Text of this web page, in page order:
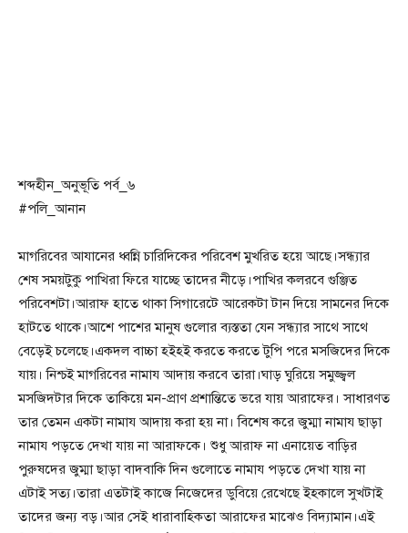
শব্দহীন_অনুভূতি পর্ব_৬
#পলি_আনান
মাগরিবের আযানের ধ্বন্নি চারিদিকের পরিবেশ মুখরিত হয়ে আছে।সন্ধ্যার
শেষ সময়টুকু পাখিরা ফিরে যাচ্ছে তাদের নীড়ে।পাখির কলরবে গুঞ্জিত
পরিবেশটা।আরাফ হাতে থাকা সিগারেটে আরেকটা টান দিয়ে সামনের দিকে
হাটতে থাকে।আশে পাশের মানুষ গুলোর ব্যস্ততা যেন সন্ধ্যার সাথে সাথে
বেড়েই চলেছে।একদল বাচ্চা হইহই করতে করতে টুপি পরে মসজিদের দিকে
যায়। নিশ্চই মাগরিবের নামায আদায় করবে তারা।ঘাড় ঘুরিয়ে সমুজ্জ্বল
মসজিদটার দিকে তাকিয়ে মন-প্রাণ প্রশান্তিতে ভরে যায় আরাফের। সাধারণত
তার তেমন একটা নামায আদায় করা হয় না। বিশেষ করে জুম্মা নামায ছাড়া
নামায পড়তে দেখা যায় না আরাফকে। শুধু আরাফ না এনায়েত বাড়ির
পুরুষদের জুম্মা ছাড়া বাদবাকি দিন গুলোতে নামায পড়তে দেখা যায় না
এটাই সত্য।তারা এতটাই কাজে নিজেদের ডুবিয়ে রেখেছে ইহকালে সুখটাই
তাদের জন্য বড়।আর সেই ধারাবাহিকতা আরাফের মাঝেও বিদ্যামান।এই